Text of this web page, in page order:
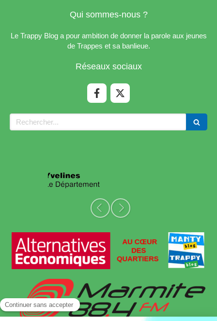
Qui sommes-nous ?
Le Trappy Blog a pour ambition de donner la parole aux jeunes
de Trappes et sa banlieue.
Réseaux sociaux
Rechercher
Slide précédent
Slide suivant